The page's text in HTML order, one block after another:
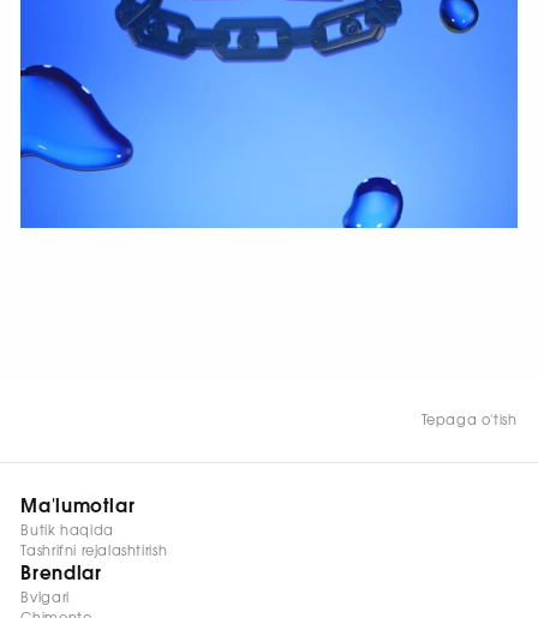
Tepaga o'tish
Ma'lumotlar
Butik haqida
Tashrifni rejalashtirish
Brendlar
Bvlgari